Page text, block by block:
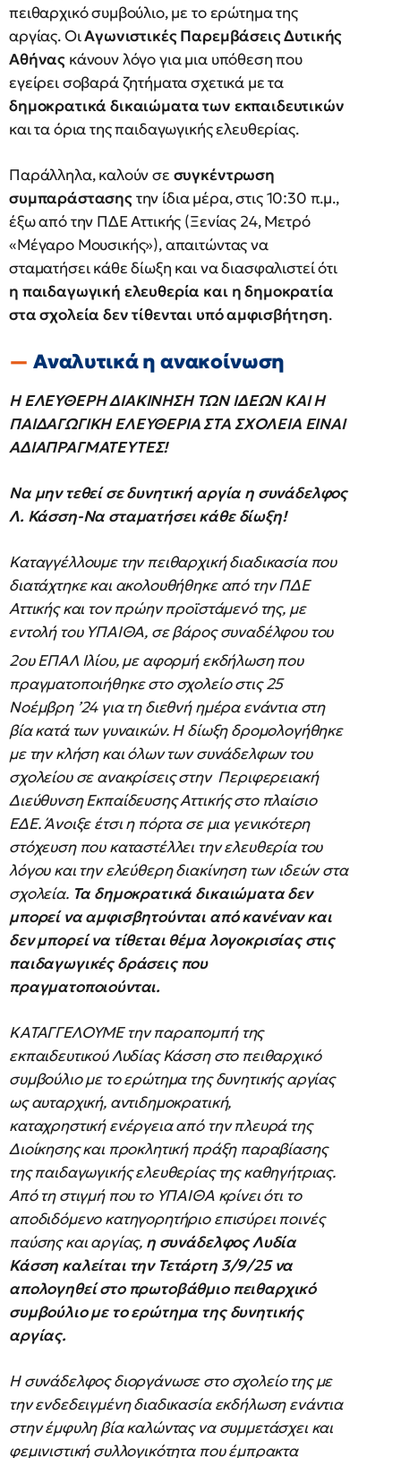
πειθαρχικό συμβούλιο, με το ερώτημα της
αργίας. ΟιΑγωνιστικές Παρεμβάσεις Δυτικής
Αθήνας κάνουν λόγο για μια υπόθεση που
εγείρει σοβαρά ζητήματα σχετικά με τα
δημοκρατικά δικαιώματα των εκπαιδευτικών
και τα όρια της παιδαγωγικής ελευθερίας.
Παράλληλα, καλούν σε συγκέντρωση
συμπαράστασηςτην ίδια μέρα, στις 10:30 π.μ.,
έξω από την ΠΔΕ Αττικής (Ξενίας 24, Μετρό
«Μέγαρο Μουσικής»), απαιτώντας να
σταματήσει κάθε δίωξη και να διασφαλιστεί ότι
η παιδαγωγική ελευθερία και η δημοκρατία
στα σχολεία δεν τίθενται υπό αμφισβήτηση.
Αναλυτικά η ανακοίνωση
Η ΕΛΕΥΘΕΡΗ ΔΙΑΚΙΝΗΣΗ ΤΩΝ ΙΔΕΩΝ ΚΑΙ Η
ΠΑΙΔΑΓΩΓΙΚΗ ΕΛΕΥΘΕΡΙΑ ΣΤΑ ΣΧΟΛΕΙΑ ΕΙΝΑΙ
ΑΔΙΑΠΡΑΓΜΑΤΕΥΤΕΣ!
Να μην τεθεί σε δυνητική αργία η συνάδελφος
Λ. Κάσση-Να σταματήσει κάθε δίωξη!
Καταγγέλλουμε την πειθαρχική διαδικασία που
διατάχτηκε και ακολουθήθηκε από την ΠΔΕ
Αττικής και τον πρώην προϊστάμενό της, με
εντολή του ΥΠΑΙΘΑ, σε βάρος συναδέλφου του
2ου ΕΠΑΛ Ιλίου, με αφορμή εκδήλωση που
πραγματοποιήθηκε στο σχολείο στις 25
Νοέμβρη ’24 για τη διεθνή ημέρα ενάντια στη
βία κατά των γυναικών. Η δίωξη δρομολογήθηκε
με την κλήση και όλων των συνάδελφων του
σχολείου σε ανακρίσεις στην Περιφερειακή
Διεύθυνση Εκπαίδευσης Αττικής στο πλαίσιο
ΕΔΕ. Άνοιξε έτσι η πόρτα σε μια γενικότερη
στόχευση που καταστέλλει την ελευθερία του
λόγου και την ελεύθερη διακίνηση των ιδεών στα
σχολεία. Τα δημοκρατικά δικαιώματα δεν
μπορεί να αμφισβητούνται από κανέναν και
δεν μπορεί να τίθεται θέμα λογοκρισίας στις
παιδαγωγικές δράσεις που
πραγματοποιούνται.
ΚΑΤΑΓΓΕΛΟΥΜΕ την παραπομπή της
εκπαιδευτικού Λυδίας Κάσση στο πειθαρχικό
συμβούλιο με το ερώτημα της δυνητικής αργίας
ως αυταρχική, αντιδημοκρατική,
καταχρηστική ενέργεια από την πλευρά της
Διοίκησης και προκλητική πράξη παραβίασης
της παιδαγωγικής ελευθερίας της καθηγήτριας.
Από τη στιγμή που το ΥΠΑΙΘΑ κρίνει ότι το
αποδιδόμενο κατηγορητήριο επισύρει ποινές
παύσης και αργίας, η συνάδελφος Λυδία
Κάσση καλείται την Τετάρτη 3/9/25 να
απολογηθεί στο πρωτοβάθμιο πειθαρχικό
συμβούλιο με το ερώτημα της δυνητικής
αργίας.
Η συνάδελφος διοργάνωσε στο σχολείο της με
την ενδεδειγμένη διαδικασία εκδήλωση ενάντια
στην έμφυλη βία καλώντας να συμμετάσχει και
φεμινιστική συλλογικότητα που έμπρακτα